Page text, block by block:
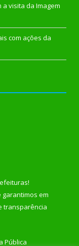
visita da Imagem
com ações da
!
garantimos em
transparência
Pública